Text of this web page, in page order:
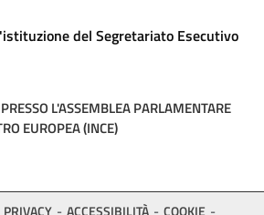
del Segretariato Esecutivo
L'ASSEMBLEA PARLAMENTARE
EUROPEA (INCE)
PRIVACY ACCESSIBILITÀ COOKIE